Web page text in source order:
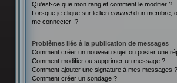
Qu’est-ce que mon rang et comment le modifier ?
Lorsque je clique sur le lien courrield’un membre,
me connecter !?
Problèmes liés à la publication de messages
Comment créer un nouveau sujet ou poster une
Comment modifier ou supprimer un message ?
Comment ajouter une signature à mes messages ?
Comment créer un sondage ?